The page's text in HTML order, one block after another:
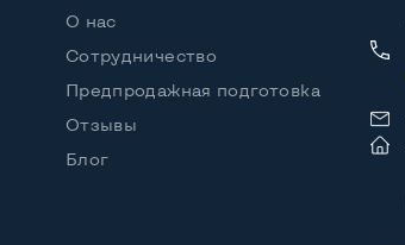
О нас
Сотрудничество
Предпродажная подготовка
Отзывы
Блог